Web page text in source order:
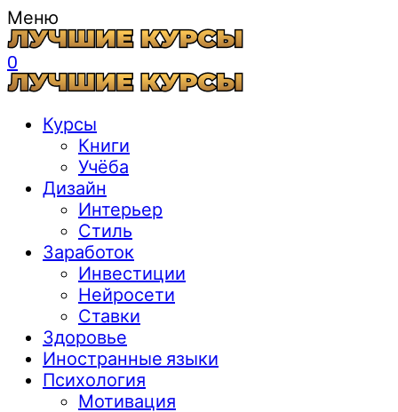
Меню
0
Курсы
Книги
Учёба
Дизайн
Интерьер
Стиль
Заработок
Инвестиции
Нейросети
Ставки
Здоровье
Иностранные языки
Психология
Мотивация